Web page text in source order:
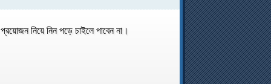
নিয়ে নিন পড়ে চাইলে পাবেন না।